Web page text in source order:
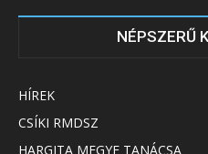
NÉPSZERŰ
HÍREK
CSÍKI RMDSZ
HARGITA MEGYE TANÁCSA